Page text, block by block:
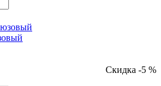
Скидка -5 %